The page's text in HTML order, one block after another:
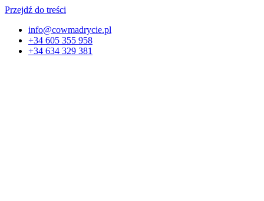
Przejdź do treści
info@cowmadrycie.pl
+34 605 355 958
+34 634 329 381​